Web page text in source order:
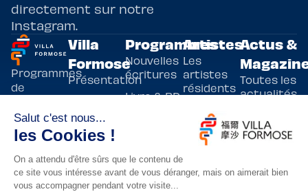
directement sur notre
Instagram.
Programmes
de
artistiques
bilatérales,
entre la
France et
Taïwan.
Taipei,
Villa
Formose
Présentation
un artiste
résidence
Programmes
Nouvelles
écritures
Livre & BD
vivants
innovants
Nuit
Artistes
Les
artistes
résidents
Actus &
Toutes les
actualités